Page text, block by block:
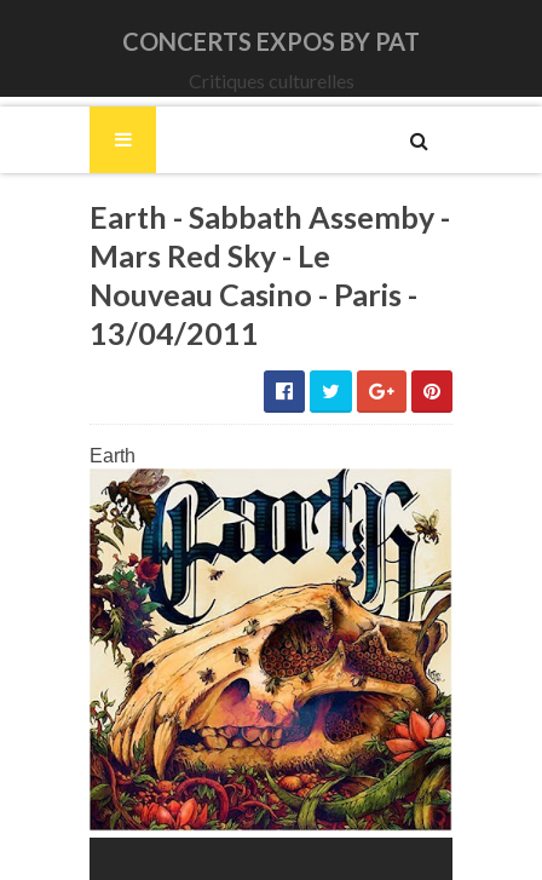
CONCERTS EXPOS BY PAT
Critiques culturelles
Earth - Sabbath Assemby -
Mars Red Sky - Le
Nouveau Casino - Paris -
13/04/2011
Earth